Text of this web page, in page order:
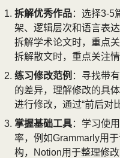
拆解优秀作品：选择3-5
架、逻辑层次和语言表
拆解学术论文时，重点
拆解散文时，重点关注
练习修改范例 ：寻找带
的差异，理解修改的具
进行修改，通过“前后对
掌握基础工具：学习使
率，例如Grammarly用
构，Notion用于整理修